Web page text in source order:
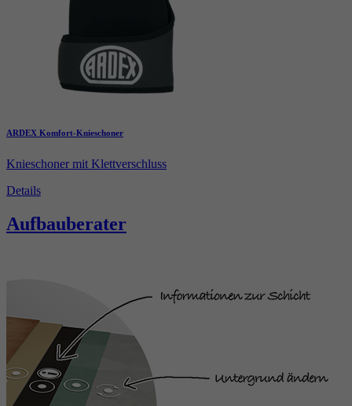
ARDEX Komfort-Knieschoner
Knieschoner mit Klettverschluss
Details
Aufbauberater